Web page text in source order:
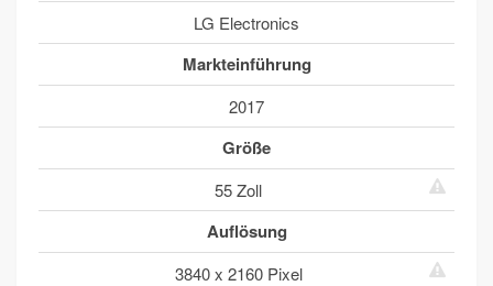
LG Electronics
Markteinführung
2017
Größe
55 Zoll
Auflösung
3840 x 2160 Pixel